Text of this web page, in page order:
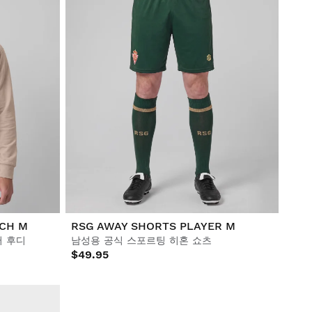
M
후디
RSG AWAY SHORTS PLAYER M
남성용 공식 스포르팅 히혼 쇼츠
$49.95